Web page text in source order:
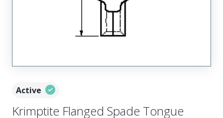
Active
Krimptite Flanged Spade Tongue